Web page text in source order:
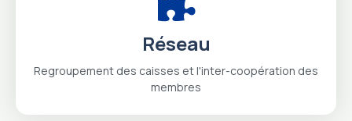
Réseau
Regroupement des caisses et l'inter-coopération des
membres